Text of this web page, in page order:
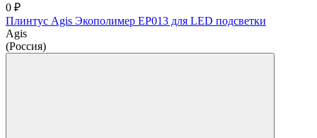
0 ₽
Плинтус Agis Экополимер EP013 для LED подсветки
Agis
(Россия)